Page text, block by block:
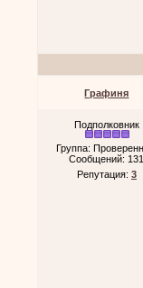
Графиня
Подполковник
Группа:
Сообщений:
Репутация: 3